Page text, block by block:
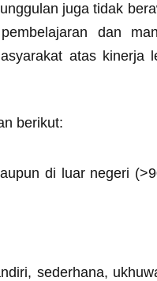
juga tidak
dan
atas kinerja
berikut:
di luar negeri
sederhana,